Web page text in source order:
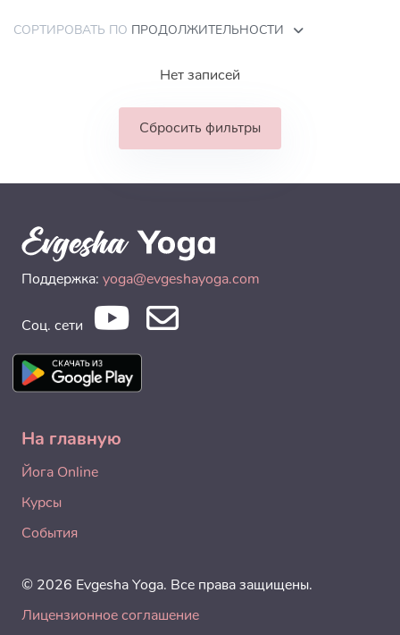
СОРТИРОВАТЬ ПО ПРОДОЛЖИТЕЛЬНОСТИ
Нет записей
Сбросить фильтры
Поддержка: yoga@evgeshayoga.com
Соц. сети
На главную
Йога Online
Курсы
События
© 2026 Evgesha Yoga. Все права защищены.
Лицензионное соглашение